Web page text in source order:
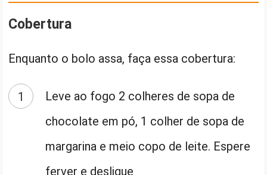
Cobertura
Enquanto o bolo assa, faça essa cobertura:
Leve ao fogo 2 colheres de sopa de
chocolate em pó, 1 colher de sopa de
margarina e meio copo de leite. Espere
ferver e desligue